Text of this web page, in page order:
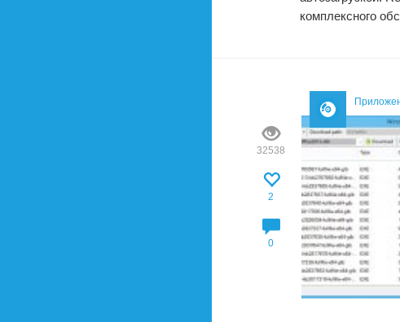
комплексного
32538
2
0